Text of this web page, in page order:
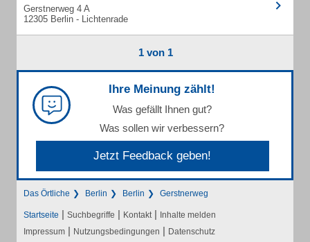
Gerstnerweg 4 A
12305 Berlin - Lichtenrade
1 von 1
Ihre Meinung zählt!
Was gefällt Ihnen gut?
Was sollen wir verbessern?
Jetzt Feedback geben!
Das Örtliche Berlin Berlin Gerstnerweg
Startseite | Suchbegriffe | Kontakt | Inhalte melden
Impressum | Nutzungsbedingungen | Datenschutz